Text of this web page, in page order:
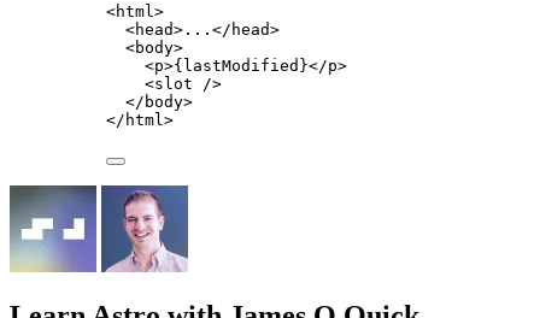
<html >
<head> ... </ head>
<body>
<p>{lastModified }</p>
<slot />
</ body>
</ html >